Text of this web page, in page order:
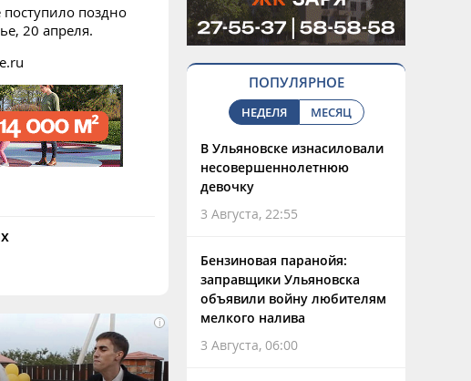
поздно
20 апреля.
i
ПОПУЛЯРНОЕ
НЕДЕЛЯ МЕСЯЦ
В Ульяновске изнасиловали
несовершеннолетнюю
девочку
3 Августа, 22:55
Бензиновая паранойя:
заправщики Ульяновска
объявили войну любителям
мелкого налива
3 Августа, 06:00